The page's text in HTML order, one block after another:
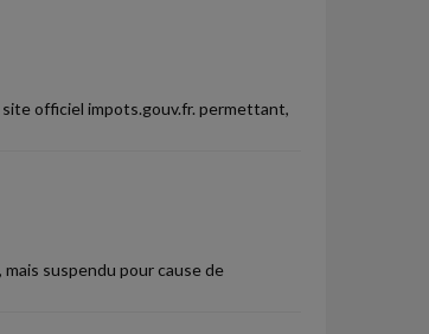
officiel impots.gouv.fr. permettant,
suspendu pour cause de